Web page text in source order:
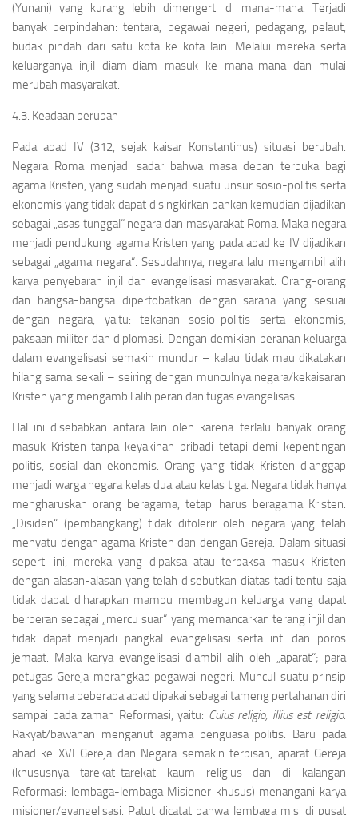
(Yunani) yang kurang lebih dimengerti di mana-mana. Terjadi
banyak perpindahan: tentara, pegawai negeri, pedagang, pelaut,
budak pindah dari satu kota ke kota lain. Melalui mereka serta
keluarganya injil diam-diam masuk ke mana-mana dan mulai
merubah masyarakat.
4.3. Keadaan berubah
Pada abad IV (312, sejak kaisar Konstantinus) situasi berubah.
Negara Roma menjadi sadar bahwa masa depan terbuka bagi
agama Kristen, yang sudah menjadi suatu unsur sosio-politis serta
ekonomis yang tidak dapat disingkirkan bahkan kemudian dijadikan
sebagai „asas tunggal“ negara dan masyarakat Roma. Maka negara
menjadi pendukung agama Kristen yang pada abad ke IV dijadikan
sebagai „agama negara“. Sesudahnya, negara lalu mengambil alih
karya penyebaran injil dan evangelisasi masyarakat. Orang-orang
dan bangsa-bangsa dipertobatkan dengan sarana yang sesuai
dengan negara, yaitu: tekanan sosio-politis serta ekonomis,
paksaan militer dan diplomasi. Dengan demikian peranan keluarga
dalam evangelisasi semakin mundur – kalau tidak mau dikatakan
hilang sama sekali – seiring dengan munculnya negara/kekaisaran
Kristen yang mengambil alih peran dan tugas evangelisasi.
Hal ini disebabkan antara lain oleh karena terlalu banyak orang
masuk Kristen tanpa keyakinan pribadi tetapi demi kepentingan
politis, sosial dan ekonomis. Orang yang tidak Kristen dianggap
menjadi warga negara kelas dua atau kelas tiga. Negara tidak hanya
mengharuskan orang beragama, tetapi harus beragama Kristen.
„Disiden“ (pembangkang) tidak ditolerir oleh negara yang telah
menyatu dengan agama Kristen dan dengan Gereja. Dalam situasi
seperti ini, mereka yang dipaksa atau terpaksa masuk Kristen
dengan alasan-alasan yang telah disebutkan diatas tadi tentu saja
tidak dapat diharapkan mampu membagun keluarga yang dapat
berperan sebagai „mercu suar“ yang memancarkan terang injil dan
tidak dapat menjadi pangkal evangelisasi serta inti dan poros
jemaat. Maka karya evangelisasi diambil alih oleh „aparat“; para
petugas Gereja merangkap pegawai negeri. Muncul suatu prinsip
yang selama beberapa abad dipakai sebagai tameng pertahanan diri
sampai pada zaman Reformasi, yaitu: Cuius religio, illius est religio.
Rakyat/bawahan menganut agama penguasa politis. Baru pada
abad ke XVI Gereja dan Negara semakin terpisah, aparat Gereja
(khususnya tarekat-tarekat kaum religius dan di kalangan
Reformasi: lembaga-lembaga Misioner khusus) menangani karya
misioner/evangelisasi. Patut dicatat bahwa lembaga misi di pusat